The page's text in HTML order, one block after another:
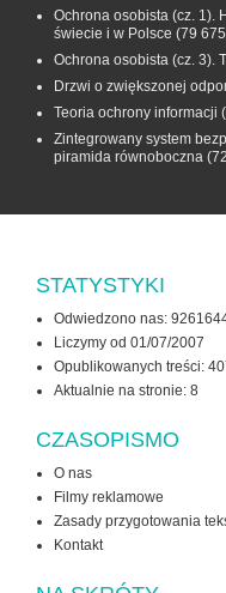
Ochrona osobista (cz. 1).
świecie i w Polsce (79
Ochrona osobista (cz. 3).
Drzwi o zwiększonej
Teoria ochrony informacji
Zintegrowany system
piramida równoboczna
STATYSTYKI
Odwiedzono nas:
Liczymy od 01/07/2007
Opublikowanych treści:
Aktualnie na stronie: 8
CZASOPISMO
O nas
Filmy reklamowe
Zasady przygotowania
Kontakt